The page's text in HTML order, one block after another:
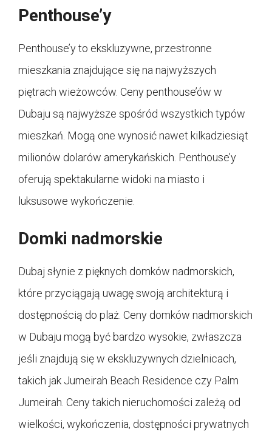
Penthouse’y
Penthouse’y to ekskluzywne, przestronne
mieszkania znajdujące się na najwyższych
piętrach wieżowców. Ceny penthouse’ów w
Dubaju są najwyższe spośród wszystkich typów
mieszkań. Mogą one wynosić nawet kilkadziesiąt
milionów dolarów amerykańskich. Penthouse’y
oferują spektakularne widoki na miasto i
luksusowe wykończenie.
Domki nadmorskie
Dubaj słynie z pięknych domków nadmorskich,
które przyciągają uwagę swoją architekturą i
dostępnością do plaż. Ceny domków nadmorskich
w Dubaju mogą być bardzo wysokie, zwłaszcza
jeśli znajdują się w ekskluzywnych dzielnicach,
takich jak Jumeirah Beach Residence czy Palm
Jumeirah. Ceny takich nieruchomości zależą od
wielkości, wykończenia, dostępności prywatnych